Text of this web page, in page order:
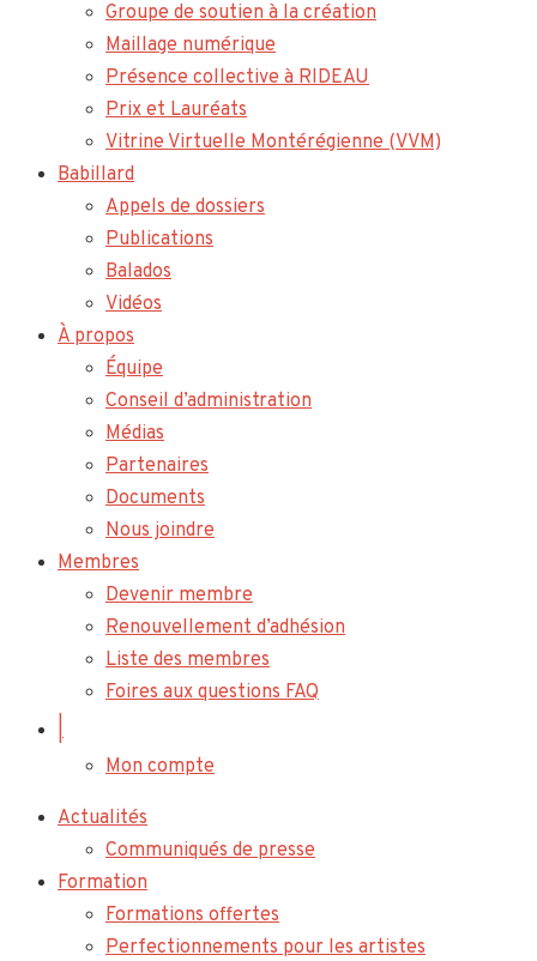
Groupe de soutien à la création
Maillage numérique
Présence collective à RIDEAU
Prix et Lauréats
Vitrine Virtuelle Montérégienne (VVM)
Babillard
Appels de dossiers
Publications
Balados
Vidéos
À propos
Équipe
Conseil d’administration
Médias
Partenaires
Documents
Nous joindre
Membres
Devenir membre
Renouvellement d’adhésion
Liste des membres
Foires aux questions FAQ
|
Mon compte
Actualités
Communiqués de presse
Formation
Formations offertes
Perfectionnements pour les artistes